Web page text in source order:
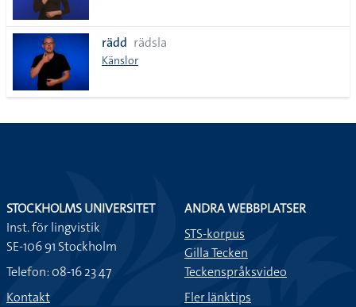
rädd rädsla
Känslor
STOCKHOLMS UNIVERSITET
Inst. för lingvistik
SE-106 91 Stockholm
Telefon: 08-16 23 47
Kontakt
ANDRA WEBBPLATSER
STS-korpus
Gilla Tecken
Teckenspråksvideo
Fler länktips